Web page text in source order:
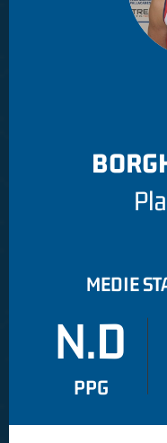
MEDIE
N.D
PPG